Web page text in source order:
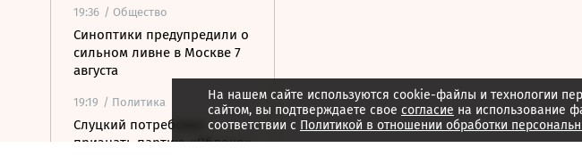
19:36 / Общество
Синоптики предупредили о
сильном ливне в Москве 7
августа
19:19 / Политика
Слуцкий потребовал
признать партию «Яблоко»
На нашем сайте используются cookie-файлы и технологии
сайтом, вы подтверждаете свое согласие на использование
соответствии с Политикой в отношении обработки